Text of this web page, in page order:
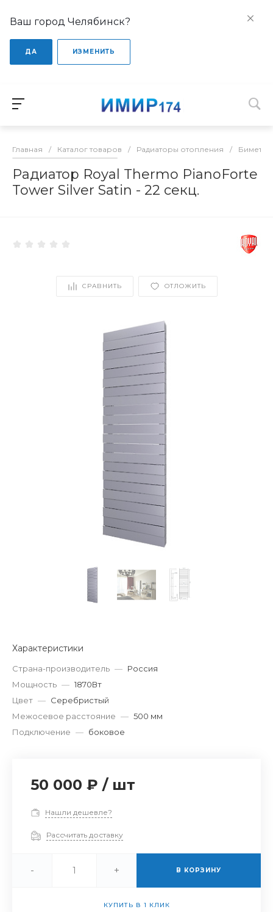
Ваш город Челябинск?
ДА ИЗМЕНИТЬ
Главная / Каталог товаров / Радиаторы отопления /
Радиатор Royal Thermo PianoForte
Tower Silver Satin - 22 секц.
СРАВНИТЬ ОТЛОЖИТЬ
Характеристики
Страна-производитель — Россия
Мощность — 1870Вт
Цвет — Серебристый
Межосевое расстояние — 500 мм
Подключение — боковое
50 000 ₽ / шт
Нашли дешевле?
Рассчитать доставку
- + В КОРЗИНУ
КУПИТЬ В 1 КЛИК